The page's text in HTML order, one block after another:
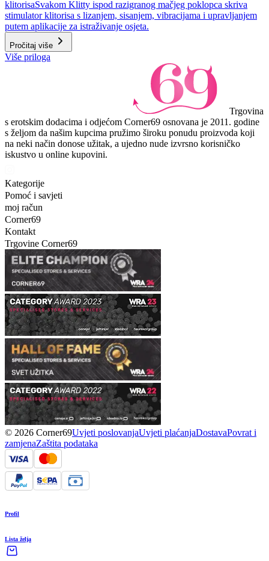
klitorisaSvakom Klitty ispod razigranog mačjeg poklopca skriva
stimulator klitorisa s lizanjem, sisanjem, vibracijama i upravljanjem
putem aplikacije za istraživanje osjeta.
Pročitaj više
Više priloga
Trgovina
s erotskim dodacima i odjećom Corner69 osnovana je 2011. godine
s željom da našim kupcima pružimo široku ponudu proizvoda koji
na neki način donose užitak, a ujedno nude izvrsno korisničko
iskustvo u online kupovini.
Kategorije
Pomoć i savjeti
moj račun
Corner69
Kontakt
Trgovine Corner69
© 2026 Corner69Uvjeti poslovanjaUvjeti plaćanjaDostavaPovrat i
zamjenaZaštita podataka
Profil
Lista želja